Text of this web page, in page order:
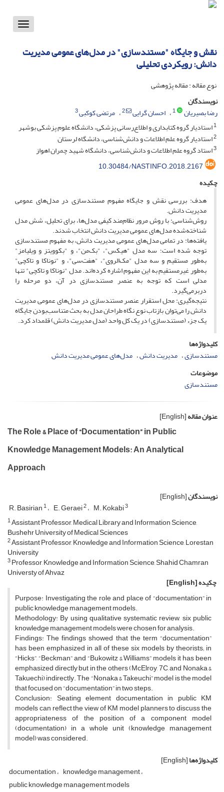
Toggle
نقش و جایگاه "مستندسازی" در مدل‌های عمومی مدیریت
دانش: رویکردی تحلیلی
نوع مقاله : مقاله پژوهشی
نویسندگان
رضا بصیریان
1 احسان گرایی 2 مرتضی کوکبی3
1استادیار گروه کتابداری و اطلاع‌رسانی پزشکی، دانشگاه علوم پزشکی بوشهر
2استادیار گروه علم اطلاعات و دانش‌شناسی، دانشگاه لرستان
3استاد گروه علم اطلاعات و دانش‌شناسی، دانشگاه شهید چمران اهواز
10.30484/NASTINFO.2018.2167
چکیده
هدف: بررسی نقش و جایگاه مفهوم مستندسازی در مدل‌های عمومی
مدیریت دانش.
روش‌شناسی: با روش مرور نظام‌مند کیفی مدل‌ها، برای تحلیل، شش مدل
شناخته‌شده مدل‌های عمومی مدیریت دانش انتخاب شدند.
یافته‌ها: در تمامی مدل‌های عمومی مدیریت دانش، به مفهوم مستندسازی
توجه شده است؛ سه مدل "هیکس"، "بک‌من"، و "بکوویتز و ویلیامز"
به‌‌طور مستقیم و سه مدل "مک‌الروی"، "هفت‌سی"، و "نوناکا و تاکچی"
به‌‌طور غیرمستقیم به این مفهوم اشاره کرده‌اند. مدل "نوناکا و تاکچی" تنها
مدلی است که توجه به عنصر مستندسازی در آن، دو مرحله را
دربرمی‌گیرد.
نتیجه‌گیری: محل استقرار عنصر مستندسازی در مدل‌های عمومی مدیریت
دانش را می‌توان بازتاب‌ نوع نگاه طراحان مدل به بحث متناسب‌بودن جایگاه
یک جزء (مستندسازی) در یک کل واحد (مدل مدیریت دانش) قلمداد کرد.
کلیدواژه‌ها
مستندسازی مدیریت دانش مدل‌های عمومی مدیریت دانش
موضوعات
مستندسازی
عنوان مقاله[English]
The Role & Place of “Documentation” in Public
Knowledge Management Models: An Analytical
Approach
نویسندگان[English]
R. Basirian1 E. Geraei2 M. Kokabi3
1Assistant Professor, Medical Library and Information Science,
Bushehr University of Medical Sciences
2Assistant Professor, Knowledge and Information Science, Lorestan
University
3Professor, Knowledge and Information Science, Shahid Chamran
Universty of Ahvaz
چکیده[English]
Purpose: Investigating the role and place of “documentation” in
public knowledge management models.
Methodology: By using qualitative systematic review, six public
knowledge management models were chosen for analysis.
Findings: The findings showed that the term “documentation”
has been emphasized in all of these six models by theorists; in
“Hicks”, “Beckman” and “Bukowitz & Williams” models it has been
emphasized directly but in the others (McElroy, 7C, and Nonaka &
Takuechi) indirectly. The “Nonaka & Takeuchi” model is the model
that focused on “documentation” in two steps.
Conclusion: Seating element documentation in public KM
models can reflect the view of KM model planners to discuss the
appropriateness of the position of a component model
(documentation) in a whole unit (knowledge management
model) was considered.
کلیدواژه‌ها[English]
documentation knowledge management
public knowledge management models